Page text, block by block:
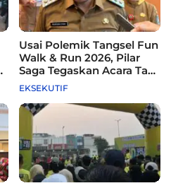
Usai Polemik Tangsel Fun
Walk & Run 2026, Pilar
Saga Tegaskan Acara Tak
Difasilitasi Pemkot
EKSEKUTIF